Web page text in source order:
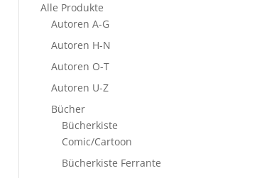
Alle Produkte
Autoren A-G
Autoren H-N
Autoren O-T
Autoren U-Z
Bücher
Bücherkiste
Comic/Cartoon
Bücherkiste Ferrante